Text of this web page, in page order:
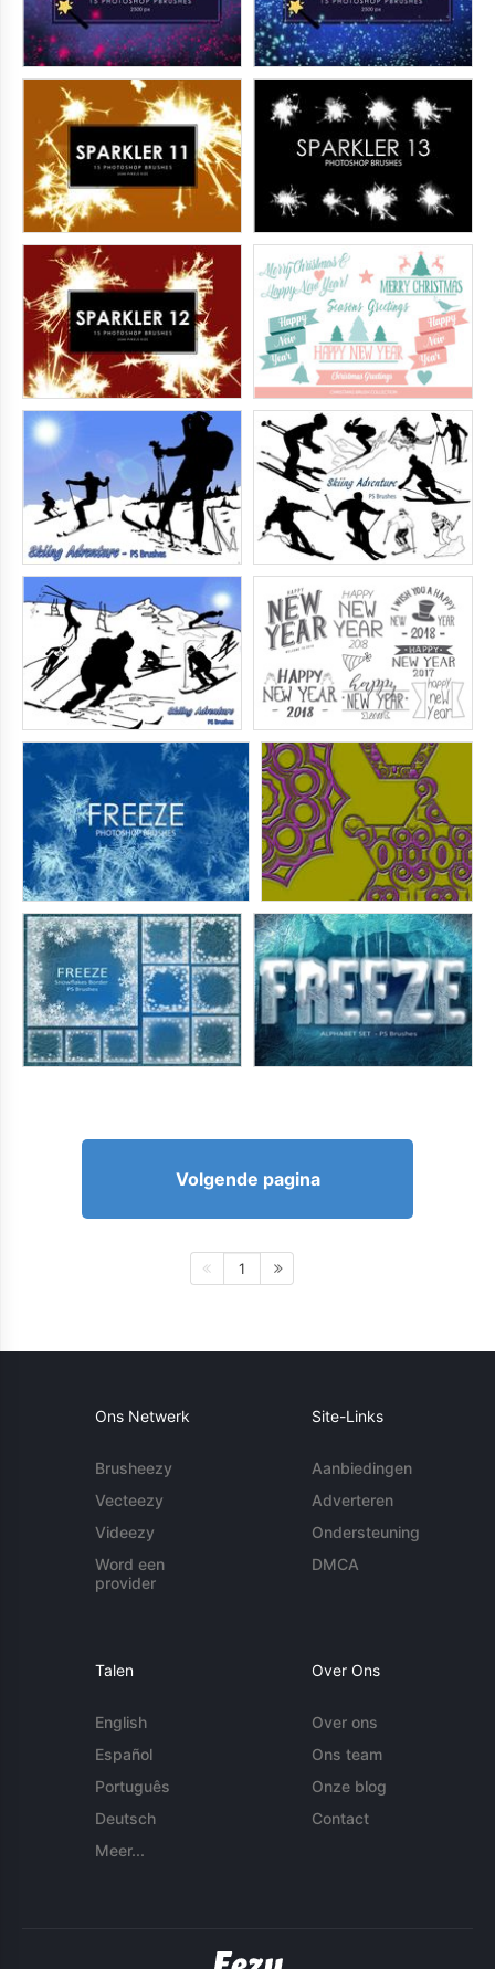
Volgende pagina
1
Ons Netwerk
Brusheezy
Vecteezy
Videezy
Word een
provider
Site-Links
Aanbiedingen
Adverteren
Ondersteuning
DMCA
Talen
English
Español
Português
Deutsch
Meer...
Over Ons
Over ons
Ons team
Onze blog
Contact